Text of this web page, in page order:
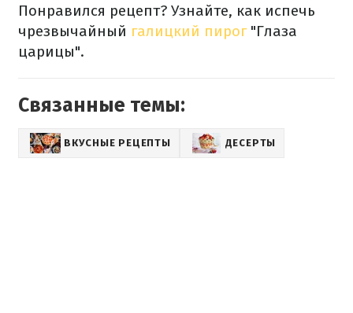
Понравился рецепт? Узнайте, как испечь
чрезвычайный галицкий пирог"Глаза
царицы".
Связанные темы:
ВКУСНЫЕ РЕЦЕПТЫ ДЕСЕРТЫ